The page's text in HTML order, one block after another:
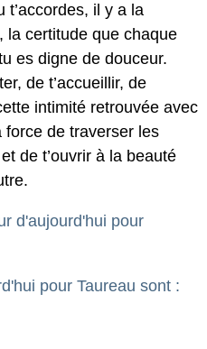
t’accordes, il y a la
la certitude que chaque
es digne de douceur.
de t’accueillir, de
intimité retrouvée avec
de traverser les
de t’ouvrir à la beauté
d'aujourd'hui pour
pour Taureau sont :